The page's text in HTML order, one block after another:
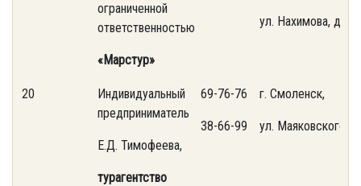
ограниченной
ответственностью
«Марстур»
ул. Нахимова, д.23
20
Индивидуальный
предприниматель
Е.Д. Тимофеева,
турагентство
69-76-76
38-66-99
г. Смоленск,
ул. Mаяковского, 3